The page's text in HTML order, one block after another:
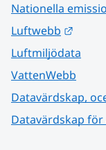
Nationella
Luftwebb
Luftmiljödata
VattenWebb
Datavärdskap,
Datavärdskap